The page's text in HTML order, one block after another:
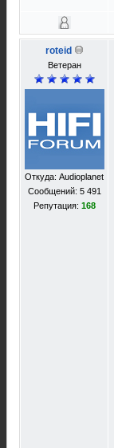
roteid
Ветеран
Откуда: Audioplanet
Сообщений: 5 491
Репутация: 168